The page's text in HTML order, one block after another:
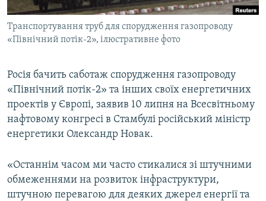
УКРАЇНСЬКА ПРОБЛЕМА КРИМУ
ІНФОГРАФІКА
ДОЛУЧАЙСЯ!
Усі сайти RFE/RL
Транспортування труб для спорудження газопроводу
«Північний потік-2», ілюстративне фото
Росія бачить саботаж спорудження газопроводу
«Північний потік-2» та інших своїх енергетичних
проектів у Європі, заявив 10 липня на Всесвітньому
нафтовому конгресі в Стамбулі російський міністр
енергетики Олександр Новак.
«Останнім часом ми часто стикалися зі штучними
обмеженнями на розвиток інфраструктури,
штучною перевагою для деяких джерел енергії та